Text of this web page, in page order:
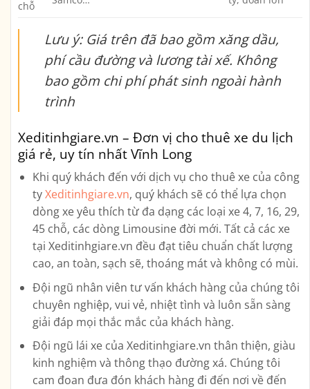
chỗ
Lưu ý: Giá trên đã bao gồm xăng dầu,
phí cầu đường và lương tài xế. Không
bao gồm chi phí phát sinh ngoài hành
trình
Xeditinhgiare.vn – Đơn vị cho thuê xe du lịch
giá rẻ, uy tín nhất Vĩnh Long
Khi quý khách đến với dịch vụ cho thuê xe của công
tyXeditinhgiare.vn, quý khách sẽ có thể lựa chọn
dòng xe yêu thích từ đa dạng các loại xe4, 7, 16, 29,
45 chỗ, các dòng Limousine đời mới. Tất cả các xe
tại Xeditinhgiare.vn đều đạt tiêu chuẩn chất lượng
cao, an toàn, sạch sẽ, thoáng mát và không có mùi.
Đội ngũ nhân viên tư vấn khách hàng của chúng tôi
chuyên nghiệp, vui vẻ, nhiệt tình và luôn sẵn sàng
giải đáp mọi thắc mắc của khách hàng.
Đội ngũ lái xe của Xeditinhgiare.vn thân thiện, giàu
kinh nghiệm và thông thạo đường xá. Chúng tôi
cam đoan đưa đón khách hàng đi đến nơi về đến